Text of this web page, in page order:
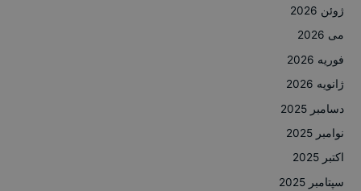
ژوئن 2026
می 2026
فوریه 2026
ژانویه 2026
دسامبر 2025
نوامبر 2025
اکتبر 2025
سپتامبر 2025